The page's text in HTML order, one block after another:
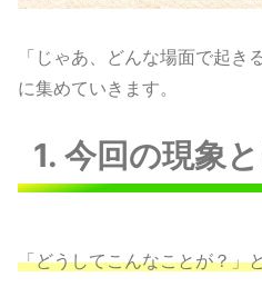
「じゃあ、どんな場面で起き
に集めていきます。
1. 今回の現象
「どうしてこんなことが？」